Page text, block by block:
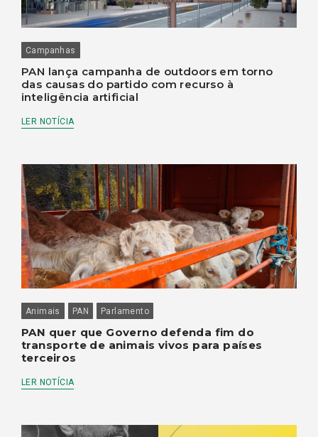
Campanhas
PAN lança campanha de outdoors em torno
das causas do partido com recurso à
inteligência artificial
LER NOTÍCIA
Animais PAN Parlamento
PAN quer que Governo defenda fim do
transporte de animais vivos para países
terceiros
LER NOTÍCIA